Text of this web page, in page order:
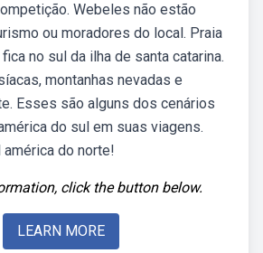
Webeles não estão
ou moradores do local. Praia
no sul da ilha de santa catarina.
montanhas nevadas e
Esses são alguns dos cenários
do sul em suas viagens.
do norte!
click the button below.
LEARN MORE